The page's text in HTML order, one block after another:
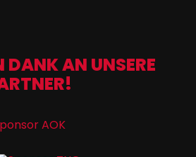
DANK AN UNSERE